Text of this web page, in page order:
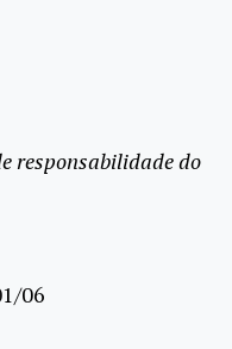
responsabilidade do
06